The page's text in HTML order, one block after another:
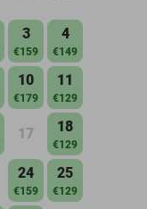
3
€159
4
€149
10
€179
11
€129
17 18
€129
24
€159
25
€129